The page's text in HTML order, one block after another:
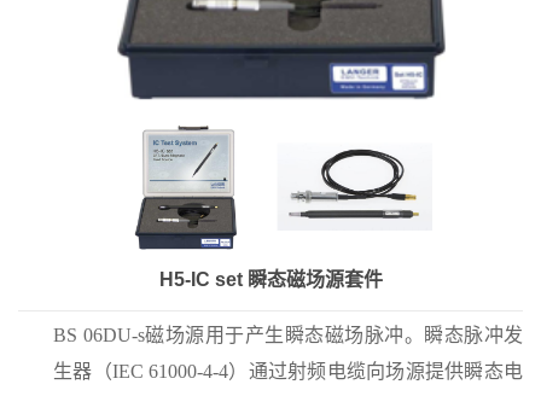
H5-IC set 瞬态磁场源套件
BS 06DU-s磁场源用于产生瞬态磁场脉冲。瞬态脉冲发
生器（IEC 61000-4-4）通过射频电缆向场源提供瞬态电